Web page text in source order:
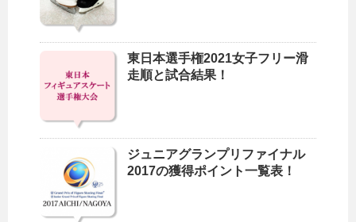
東日本選手権2021女子フリー滑
走順と試合結果！
ジュニアグランプリファイナル
2017の獲得ポイント一覧表！